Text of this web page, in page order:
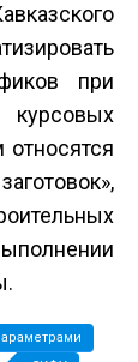
при
курсовых